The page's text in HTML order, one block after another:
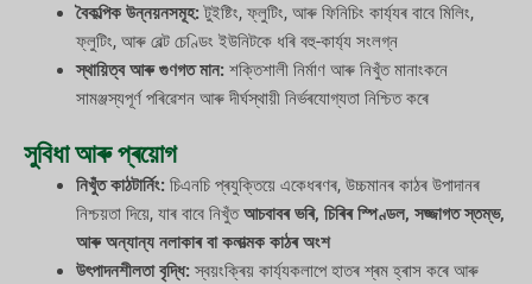
বৈকল্পিক উন্নয়নসমূহ:টুইষ্টিং, ফ্লুটিং, আৰু ফিনিচিং কাৰ্য্যৰ বাবে মিলিং,
ফ্লুটিং, আৰু বেল্ট চেণ্ডিং ইউনিটকে ধৰি বহু-কাৰ্য্য সংলগ্ন
স্থায়িত্ব আৰু গুণগত মান:শক্তিশালী নিৰ্মাণ আৰু নিখুঁত মানাংকনে
সামঞ্জস্যপূৰ্ণ পৰিৱেশন আৰু দীৰ্ঘস্থায়ী নিৰ্ভৰযোগ্যতা নিশ্চিত কৰে
সুবিধা আৰু প্ৰয়োগ
নিখুঁত কাঠটাৰ্নিং:চিএনচি প্ৰযুক্তিয়ে একেধৰণৰ, উচ্চমানৰ কাঠৰ উপাদানৰ
নিশ্চয়তা দিয়ে, যাৰ বাবে নিখুঁতআচবাবৰ ভৰি, চিৰিৰ স্পিণ্ডল, সজ্জাগত স্তম্ভ,
আৰু অন্যান্য নলাকাৰ বা কলাত্মক কাঠৰ অংশ
উৎপাদনশীলতা বৃদ্ধি:স্বয়ংক্ৰিয় কাৰ্য্যকলাপে হাতৰ শ্ৰম হ্ৰাস কৰে আৰু